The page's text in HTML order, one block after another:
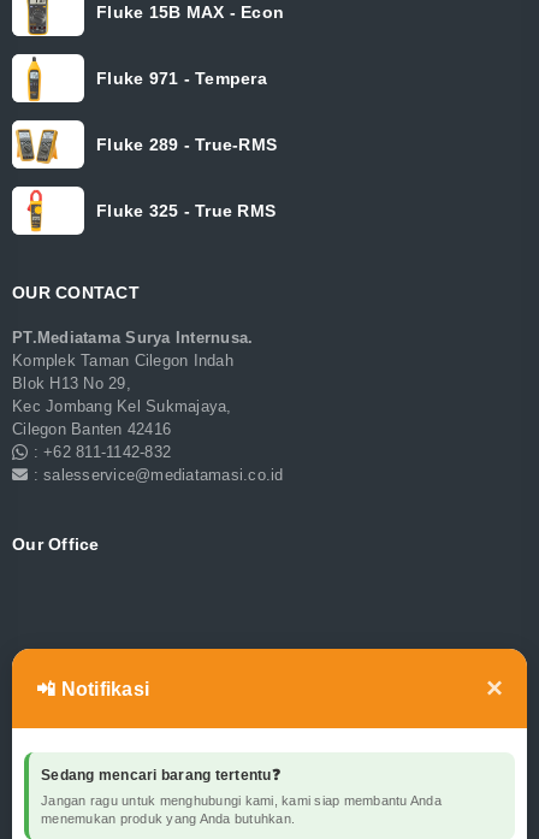
Fluke 15B MAX - Econ
Fluke 971 - Tempera
Fluke 289 - True-RMS
Fluke 325 - True RMS
OUR CONTACT
PT.Mediatama Surya Internusa.
Komplek Taman Cilegon Indah
Blok H13 No 29,
Kec Jombang Kel Sukmajaya,
Cilegon Banten 42416
: +62 811-1142-832
: salesservice@mediatamasi.co.id
Our Office
📲 Notifikasi ×
Sedang mencari barang tertentu❓
Jangan ragu untuk menghubungi kami, kami siap membantu Anda
menemukan produk yang Anda butuhkan.